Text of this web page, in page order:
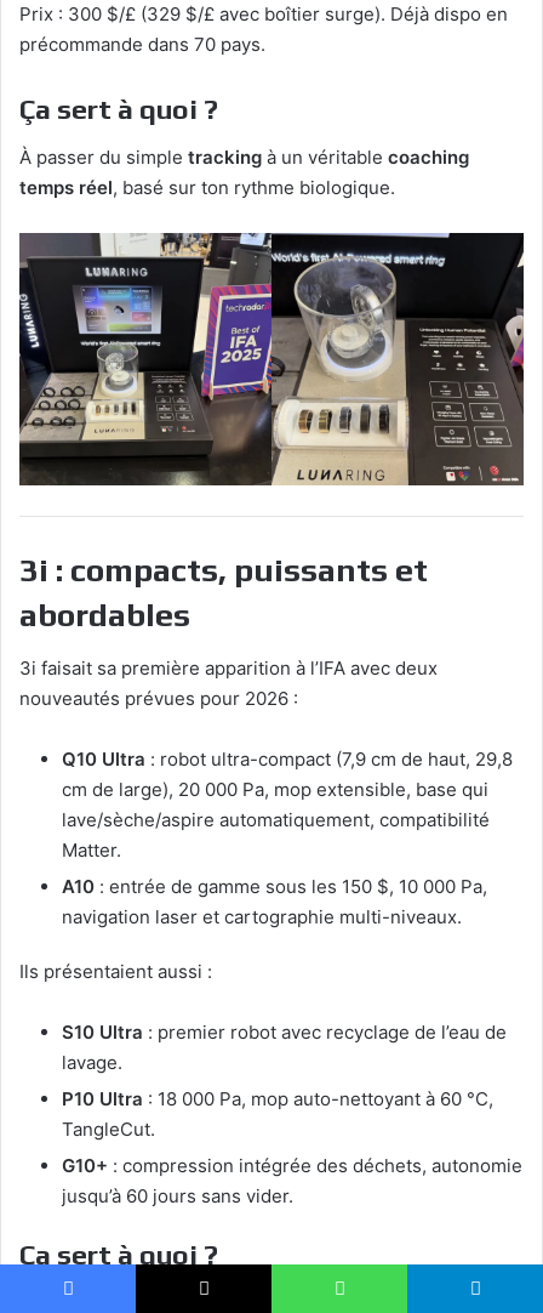
Prix : 300 $/£ (329 $/£ avec boîtier surge). Déjà dispo en
précommande dans 70 pays.
Ça sert à quoi ?
À passer du simple tracking à un véritable coaching
temps réel, basé sur ton rythme biologique.
3i : compacts, puissants et
abordables
3i faisait sa première apparition à l’IFA avec deux
nouveautés prévues pour 2026 :
Q10 Ultra : robot ultra-compact (7,9 cm de haut, 29,8
cm de large), 20 000 Pa, mop extensible, base qui
lave/sèche/aspire automatiquement, compatibilité
Matter.
A10 : entrée de gamme sous les 150 $, 10 000 Pa,
navigation laser et cartographie multi-niveaux.
Ils présentaient aussi :
S10 Ultra : premier robot avec recyclage de l’eau de
lavage.
P10 Ultra : 18 000 Pa, mop auto-nettoyant à 60 °C,
TangleCut.
G10+ : compression intégrée des déchets, autonomie
jusqu’à 60 jours sans vider.
Ça sert à quoi ?